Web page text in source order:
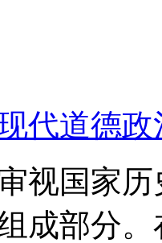
代道德政
视国家
成部分